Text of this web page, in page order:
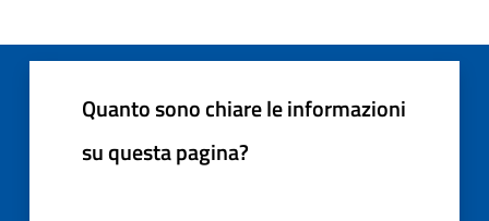
Quanto sono chiare le informazioni
su questa pagina?